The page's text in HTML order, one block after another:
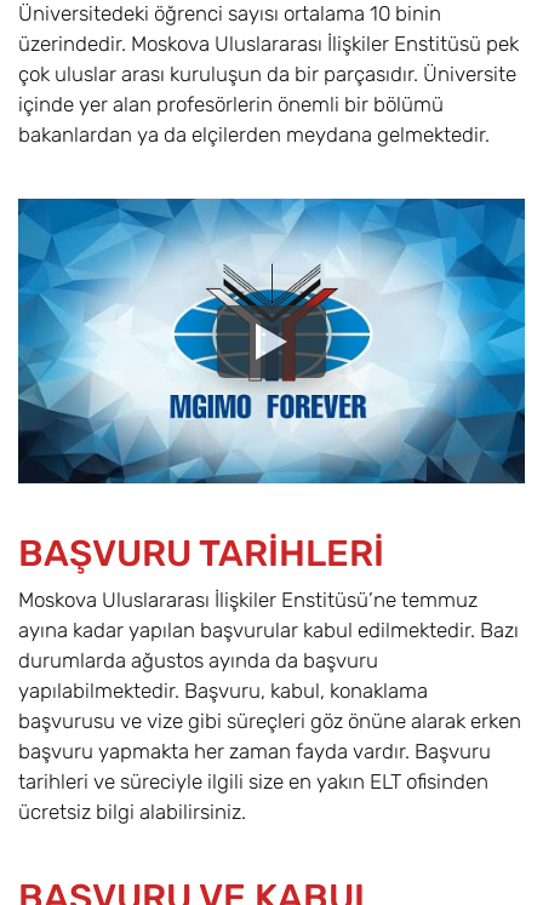
Üniversitedeki öğrenci sayısı ortalama 10 binin
üzerindedir. Moskova Uluslararası İlişkiler Enstitüsü pek
çok uluslar arası kuruluşun da bir parçasıdır. Üniversite
içinde yer alan profesörlerin önemli bir bölümü
bakanlardan ya da elçilerden meydana gelmektedir.
BAŞVURU TARİHLERİ
Moskova Uluslararası İlişkiler Enstitüsü’ne temmuz
ayına kadar yapılan başvurular kabul edilmektedir. Bazı
durumlarda ağustos ayında da başvuru
yapılabilmektedir. Başvuru, kabul, konaklama
başvurusu ve vize gibi süreçleri göz önüne alarak erken
başvuru yapmakta her zaman fayda vardır. Başvuru
tarihleri ve süreciyle ilgili size en yakın ELT ofisinden
ücretsiz bilgi alabilirsiniz.